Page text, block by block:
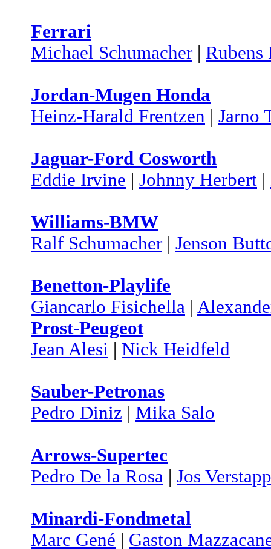
Ferrari
Michael Schumacher
Jordan-Mugen Honda
Heinz-Harald Frentzen
Jarno
Jaguar-Ford Cosworth
Eddie Irvine
Johnny Herbert
Williams-BMW
Ralf Schumacher
Jenson
Benetton-Playlife
Giancarlo Fisichella
Prost-Peugeot
Jean Alesi
Nick Heidfeld
Sauber-Petronas
Pedro Diniz
Mika Salo
Arrows-Supertec
Pedro De la Rosa
Jos
Minardi-Fondmetal
Marc Gené
Gaston